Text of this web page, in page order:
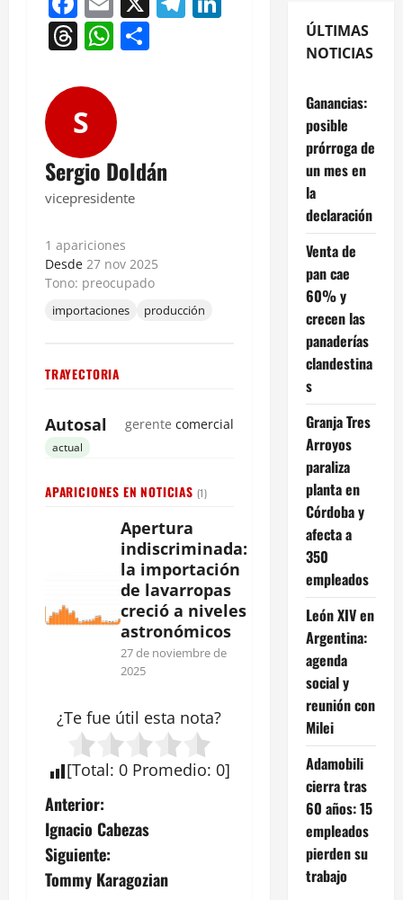
Threads
WhatsApp
S
Sergio Doldán
vicepresidente
1 apariciones
Desde 27 nov 2025
Tono: preocupado
importaciones producción
TRAYECTORIA
Autosal gerente comercial
actual
APARICIONES EN NOTICIAS (1)
Apertura
indiscriminada:
la importación
de lavarropas
creció a niveles
astronómicos
27 de noviembre de
2025
¿Te fue útil esta nota?
[Total: 0 Promedio: 0]
N
a
v
Anterior:
Ignacio Cabezas
Siguiente:
Tommy Karagozian
ÚLTIMAS
NOTICIAS
Ganancias:
posible
prórroga de
un mes en
la
declaración
Venta de
pan cae
60% y
crecen las
panaderías
clandestina
s
Granja Tres
Arroyos
paraliza
planta en
Córdoba y
afecta a
350
empleados
León XIV en
Argentina:
agenda
social y
reunión con
Milei
Adamobili
cierra tras
60 años: 15
empleados
pierden su
trabajo